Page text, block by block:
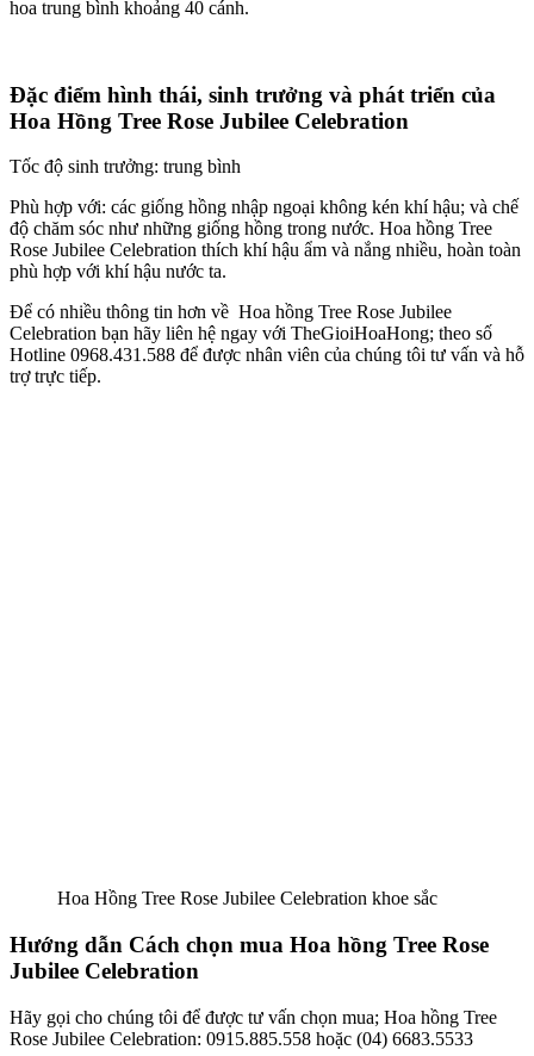
hoa trung bình khoảng 40 cánh.
Đặc điểm hình thái, sinh trưởng và phát triển của
Hoa Hồng Tree Rose Jubilee Celebration
Tốc độ sinh trưởng: trung bình
Phù hợp với: các giống hồng nhập ngoại không kén khí hậu; và chế
độ chăm sóc như những giống hồng trong nước. Hoa hồng Tree
Rose Jubilee Celebration thích khí hậu ẩm và nắng nhiều, hoàn toàn
phù hợp với khí hậu nước ta.
Để có nhiều thông tin hơn về Hoa hồng Tree Rose Jubilee
Celebration bạn hãy liên hệ ngay với TheGioiHoaHong; theo số
Hotline 0968.431.588 để được nhân viên của chúng tôi tư vấn và hỗ
trợ trực tiếp.
Hoa Hồng Tree Rose Jubilee Celebration khoe sắc
Hướng dẫn Cách chọn mua Hoa hồng Tree Rose
Jubilee Celebration
Hãy gọi cho chúng tôi để được tư vấn chọn mua; Hoa hồng Tree
Rose Jubilee Celebration: 0915.885.558 hoặc (04) 6683.5533